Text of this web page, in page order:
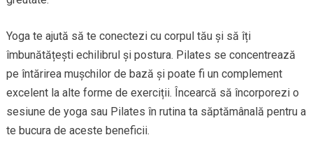
Yoga te ajută să te conectezi cu corpul tău și să îți
îmbunătățești echilibrul și postura. Pilates se concentrează
pe întărirea mușchilor de bază și poate fi un complement
excelent la alte forme de exerciții. Încearcă să încorporezi o
sesiune de yoga sau Pilates în rutina ta săptămânală pentru a
te bucura de aceste beneficii.